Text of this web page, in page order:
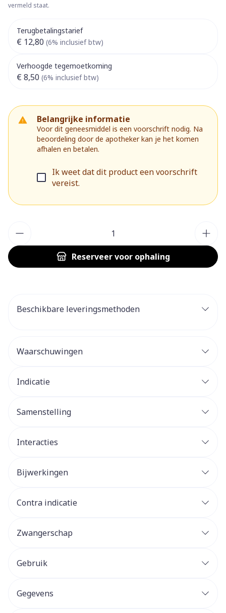
vermeld staat.
Terugbetalingstarief
€ 12,80 (6% inclusief btw)
Verhoogde tegemoetkoming
€ 8,50 (6% inclusief btw)
Belangrijke informatie
Voor dit geneesmiddel is een voorschrift nodig. Na
beoordeling door de apotheker kan je het komen
afhalen en betalen.
Ik weet dat dit product een voorschrift
vereist.
Reserveervoor ophaling
Beschikbare leveringsmethoden
Waarschuwingen
Indicatie
Samenstelling
Interacties
Bijwerkingen
Contra indicatie
Zwangerschap
Gebruik
Gegevens